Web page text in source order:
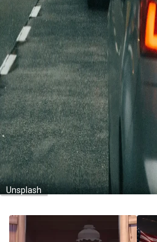
Unsplash